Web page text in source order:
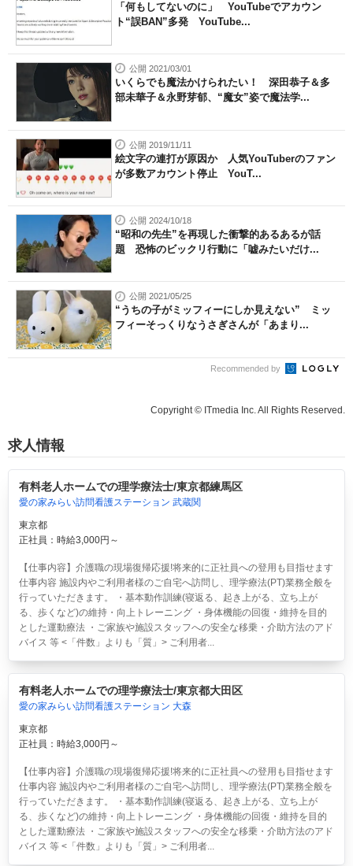
「何もしてないのに」 YouTubeでアカウン
ト“誤BAN”多発 YouTube...
公開 2021/03/01
いくらでも魔法かけられたい！ 深田恭子＆多
部未華子＆永野芽郁、“魔女”姿で魔法学...
公開 2019/11/11
絵文字の連打が原因か 人気YouTuberのファン
が多数アカウント停止 YouT...
公開 2024/10/18
“昭和の先生”を再現した衝撃的あるあるが話
題 恐怖のビックリ行動に「嘘みたいだけ...
公開 2021/05/25
“うちの子がミッフィーにしか見えない” ミッ
フィーそっくりなうさぎさんが「あまり...
Recommended by
Copyright © ITmedia Inc. All Rights Reserved.
求人情報
有料老人ホームでの理学療法士/東京都練馬区
愛の家みらい訪問看護ステーション 武蔵関
東京都
正社員：時給3,000円～
【仕事内容】介護職の現場復帰応援!将来的に正社員への登用も目指せます
仕事内容 施設内やご利用者様のご自宅へ訪問し、理学療法(PT)業務全般を
行っていただきます。 ・基本動作訓練(寝返る、起き上がる、立ち上が
る、歩くなど)の維持・向上トレーニング ・身体機能の回復・維持を目的
とした運動療法 ・ご家族や施設スタッフへの安全な移乗・介助方法のアド
バイス 等 <「件数」よりも「質」> ご利用者...
有料老人ホームでの理学療法士/東京都大田区
愛の家みらい訪問看護ステーション 大森
東京都
正社員：時給3,000円～
【仕事内容】介護職の現場復帰応援!将来的に正社員への登用も目指せます
仕事内容 施設内やご利用者様のご自宅へ訪問し、理学療法(PT)業務全般を
行っていただきます。 ・基本動作訓練(寝返る、起き上がる、立ち上が
る、歩くなど)の維持・向上トレーニング ・身体機能の回復・維持を目的
とした運動療法 ・ご家族や施設スタッフへの安全な移乗・介助方法のアド
バイス 等 <「件数」よりも「質」> ご利用者...